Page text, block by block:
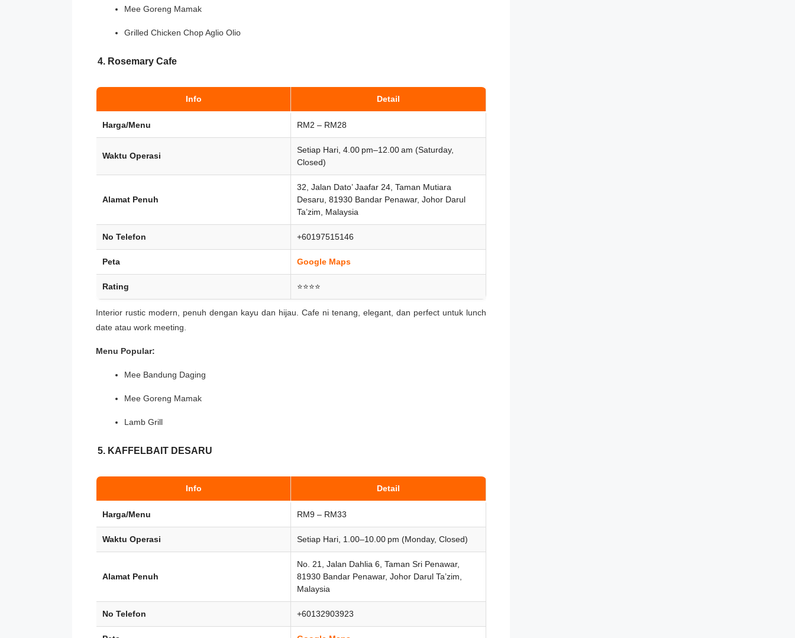
Mee Goreng Mamak
Grilled Chicken Chop Aglio Olio
4. Rosemary Cafe
Info Detail
Harga/Menu RM2 – RM28
Waktu Operasi
Setiap Hari, 4.00 pm–12.00 am (Saturday,
Closed)
Alamat Penuh
32, Jalan Dato’ Jaafar 24, Taman Mutiara
Desaru, 81930 Bandar Penawar, Johor Darul
Ta’zim, Malaysia
No Telefon +60197515146
Peta Google Maps
Rating ⭐⭐⭐⭐
Interior rustic modern, penuh dengan kayu dan hijau. Cafe ni tenang, elegant, dan perfect untuk lunch
date atau work meeting.
Menu Popular:
Mee Bandung Daging
Mee Goreng Mamak
Lamb Grill
5. KAFFELBAIT DESARU
Info Detail
Harga/Menu RM9 – RM33
Waktu Operasi Setiap Hari, 1.00–10.00 pm (Monday, Closed)
Alamat Penuh
No. 21, Jalan Dahlia 6, Taman Sri Penawar,
81930 Bandar Penawar, Johor Darul Ta’zim,
Malaysia
No Telefon +60132903923